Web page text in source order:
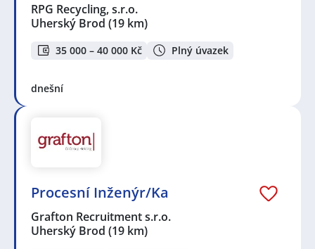
RPG Recycling, s.r.o.
Uherský Brod (19 km)
35 000 – 40 000 Kč Plný úvazek
dnešní
Procesní Inženýr/Ka
Grafton Recruitment s.r.o.
Uherský Brod (19 km)